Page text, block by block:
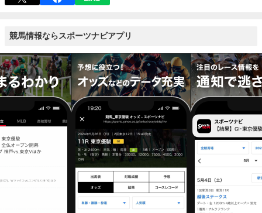
競馬情報ならスポーツナビアプリ